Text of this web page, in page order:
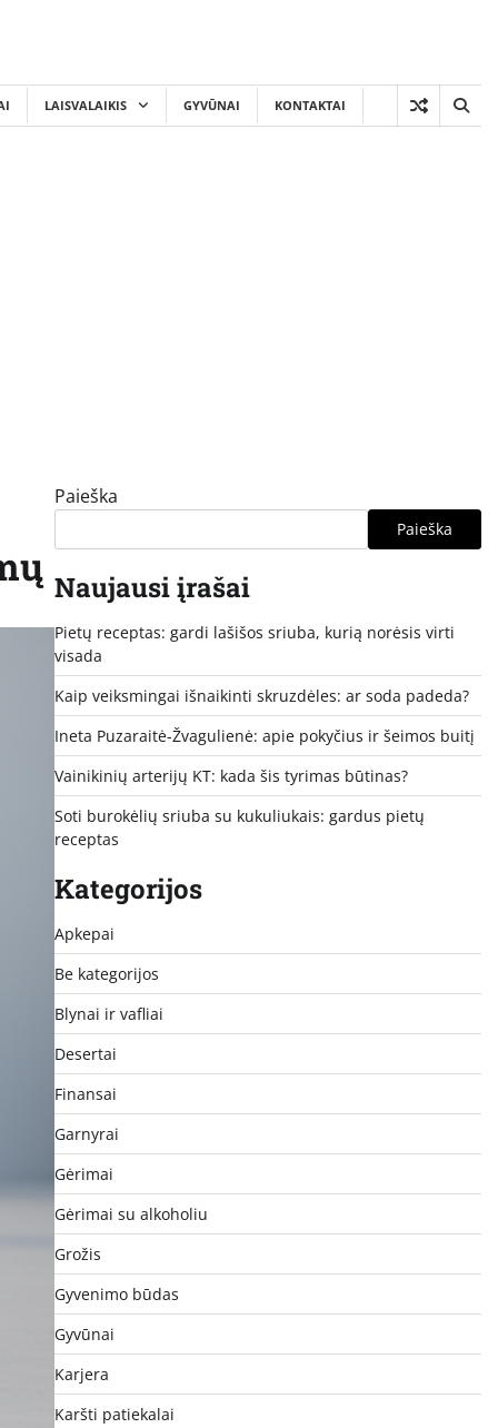
LAISVALAIKIS GYVŪNAI KONTAKTAI
Paieška
Paieška
Naujausi įrašai
Pietų receptas: gardi lašišos sriuba, kurią norėsis virti
visada
Kaip veiksmingai išnaikinti skruzdėles: ar soda padeda?
Ineta Puzaraitė-Žvagulienė: apie pokyčius ir šeimos buitį
Vainikinių arterijų KT: kada šis tyrimas būtinas?
Soti burokėlių sriuba su kukuliukais: gardus pietų
receptas
Kategorijos
Apkepai
Be kategorijos
Blynai ir vafliai
Desertai
Finansai
Garnyrai
Gėrimai
Gėrimai su alkoholiu
Grožis
Gyvenimo būdas
Gyvūnai
Karjera
Karšti patiekalai